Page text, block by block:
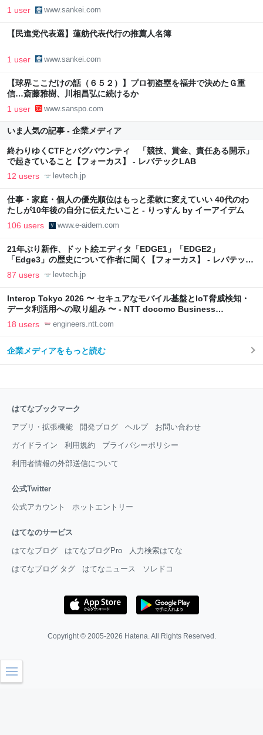
1 user www.sankei.com
【民進党代表選】蓮舫代表代行の推薦人名簿
1 user www.sankei.com
【球界ここだけの話（６５２）】プロ初盗塁を福井で決めたＧ重
信…斎藤雅樹、川相昌弘に続けるか
1 user www.sanspo.com
いま人気の記事 - 企業メディア
終わりゆくCTFとバグバウンティ 「競技、賞金、責任ある開示」
で起きていること【フォーカス】 - レバテックLAB
12 users levtech.jp
仕事・家庭・個人の優先順位はもっと柔軟に変えていい 40代のわ
たしが10年後の自分に伝えたいこと - りっすん by イーアイデム
106 users www.e-aidem.com
21年ぶり新作、ドット絵エディタ「EDGE1」「EDGE2」
「Edge3」の歴史について作者に聞く【フォーカス】 - レバテック
LAB
87 users levtech.jp
Interop Tokyo 2026 〜 セキュアなモバイル基盤とIoT脅威検知・
データ利活用への取り組み 〜 - NTT docomo Business
Engineers' Blog
18 users engineers.ntt.com
企業メディアをもっと読む
はてなブックマーク
アプリ・拡張機能 開発ブログ ヘルプ お問い合わせ
ガイドライン 利用規約 プライバシーポリシー
利用者情報の外部送信について
公式Twitter
公式アカウント ホットエントリー
はてなのサービス
はてなブログ はてなブログPro 人力検索はてな
はてなブログ タグ はてなニュース ソレドコ
Copyright © 2005-2026 Hatena . All Rights Reserved.